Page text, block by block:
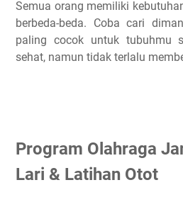
Semua orang memiliki
berbeda-beda. Coba cari
paling cocok untuk tubuhmu
sehat, namun tidak terlalu
Program Olahraga
Lari & Latihan Otot